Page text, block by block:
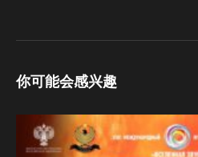
你可能会感兴趣